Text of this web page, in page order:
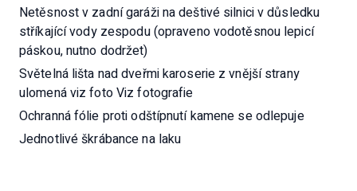
Netěsnost v zadní garáži na deštivé silnici v důsledku
stříkající vody zespodu (opraveno vodotěsnou lepicí
páskou, nutno dodržet)
Světelná lišta nad dveřmi karoserie z vnější strany
ulomená viz foto Viz fotografie
Ochranná fólie proti odštípnutí kamene se odlepuje
Jednotlivé škrábance na laku